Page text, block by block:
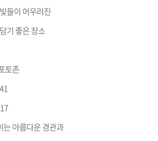
들이 어우러진
기 좋은 장소
토존
는 아름다운 경관과